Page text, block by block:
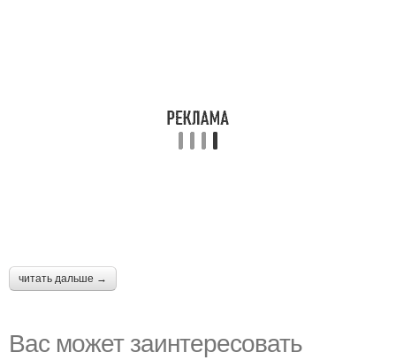
читать дальше →
Вас может заинтересовать